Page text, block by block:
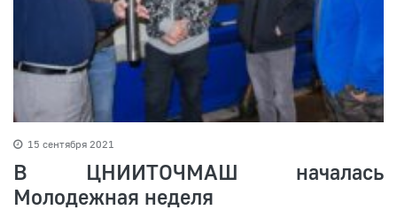
15 сентября 2021
В ЦНИИТОЧМАШ началась
Молодежная неделя